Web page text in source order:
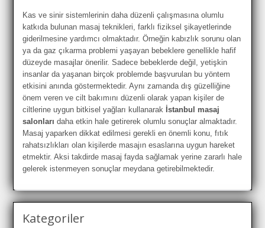
Kas ve sinir sistemlerinin daha düzenli çalışmasına olumlu
katkıda bulunan masaj teknikleri, farklı fiziksel şikayetlerinde
giderilmesine yardımcı olmaktadır. Örneğin kabızlık sorunu olan
ya da gaz çıkarma problemi yaşayan bebeklere genellikle hafif
düzeyde masajlar önerilir. Sadece bebeklerde değil, yetişkin
insanlar da yaşanan birçok problemde başvurulan bu yöntem
etkisini anında göstermektedir. Aynı zamanda dış güzelliğine
önem veren ve cilt bakımını düzenli olarak yapan kişiler de
ciltlerine uygun bitkisel yağları kullanarak İstanbul masaj
salonları daha etkin hale getirerek olumlu sonuçlar almaktadır.
Masaj yaparken dikkat edilmesi gerekli en önemli konu, fıtık
rahatsızlıkları olan kişilerde masajın esaslarına uygun hareket
etmektir. Aksi takdirde masaj fayda sağlamak yerine zararlı hale
gelerek istenmeyen sonuçlar meydana getirebilmektedir.
Kategoriler